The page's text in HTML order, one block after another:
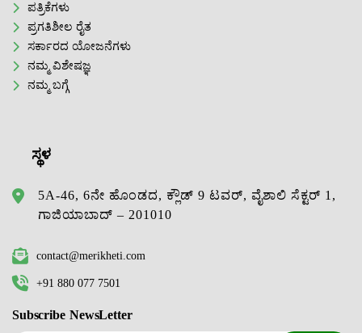
ಪತ್ರಿಕೆಗಳು
ಪ್ರಗತಿಶೀಲ ರೈತ
ಸರ್ಕಾರದ ಯೋಜನೆಗಳು
ನಮ್ಮ ವಿಶೇಷಜ್ಞ
ನಮ್ಮ ಬಗ್ಗೆ
ಸ್ಥಳ
5A-46, 6ನೇ ಹೊಂಡದ, ಕ್ಲೌಡ್ 9 ಟವರ್, ವೈಶಾಲಿ ಸೆಕ್ಟರ್ 1,
ಗಾಜಿಯಾಬಾದ್ – 201010
contact@merikheti.com
+91 880 077 7501
Subscribe NewsLetter